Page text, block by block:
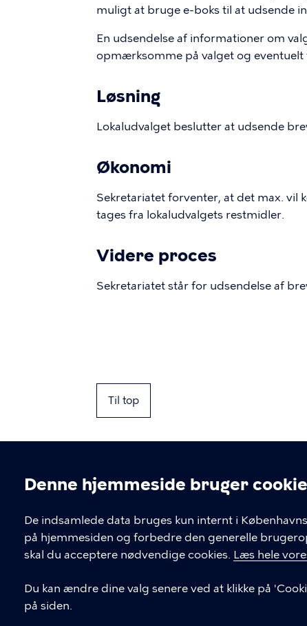
Denne hjemmeside bruger
De indsamlede data bruges kun internt i
på hjemmesiden og forbedre den generelle
skal du acceptere nødvendige cookies. Læs hele
Du kan ændre dine valg senere ved at klikke på
på siden.
muligt at bruge e-boks til at udsende
En udsendelse af informationer om
opmærksomme på valget og
Løsning
Lokaludvalget beslutter at udsende
Økonomi
Sekretariatet forventer, at det max. vil
tages fra lokaludvalgets restmidler.
Videre proces
Sekretariatet står for udsendelse af
Til top
Kontakt Københavns Kommune
T
33 66 33 66